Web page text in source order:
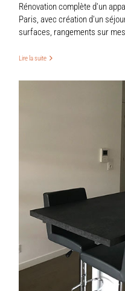
Rénovation complète d'un
Paris, avec création d'un
surfaces, rangements sur
Lire la suite